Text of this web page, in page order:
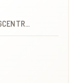
(WZC)